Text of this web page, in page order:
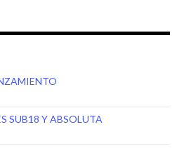
SUB18 Y ABSOLUTA